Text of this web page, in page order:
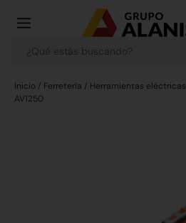
Inicio / Ferretería / Herramientas eléctricas
AV1250